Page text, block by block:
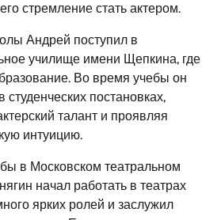
стремление стать актером.
Андрей поступил в
училище имени Щепкина, где
Во время учебы он
студенческих постановках,
талант и проявляя
интуицию.
в Московском театральном
начал работать в театрах
ярких ролей и заслужил